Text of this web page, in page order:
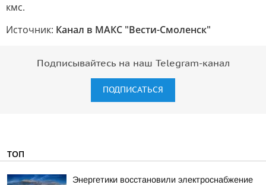
кмс.
Источник: Канал в МАКС "Вести-Смоленск"
Подписывайтесь на наш Telegram-канал
ПОДПИСАТЬСЯ
ТОП
Энергетики восстановили электроснабжение